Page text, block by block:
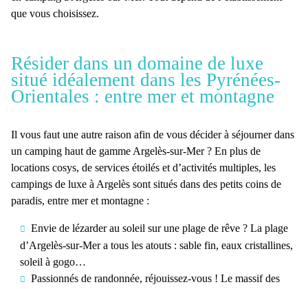
que vous choisissez.
Résider dans un domaine de luxe
situé idéalement dans les Pyrénées-
Orientales : entre mer et montagne
Il vous faut une autre raison afin de vous décider à séjourner dans
un camping haut de gamme Argelès-sur-Mer? En plus de
locations cosys, de services étoilés et d’activités multiples, les
campings de luxe à Argelès sont situés dans des petits coins de
paradis, entre mer et montagne :
Envie de lézarder au soleil sur une plage de rêve ? La plage
d’Argelès-sur-Mer a tous les atouts : sable fin, eaux cristallines,
soleil à gogo…
Passionnés de randonnée, réjouissez-vous ! Le massif des